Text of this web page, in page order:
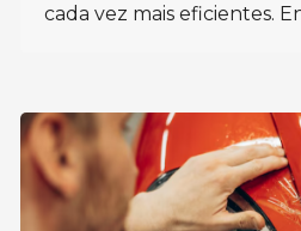
cada vez mais eficientes.